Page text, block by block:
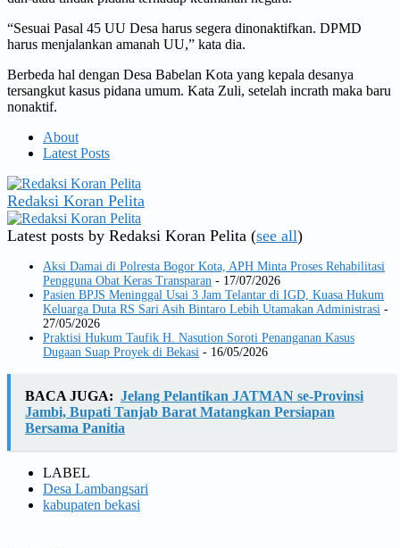
“Sesuai Pasal 45 UU Desa harus segera dinonaktifkan. DPMD
harus menjalankan amanah UU,” kata dia.
Berbeda hal dengan Desa Babelan Kota yang kepala desanya
tersangkut kasus pidana umum. Kata Zuli, setelah incrath maka baru
nonaktif.
About
Latest Posts
Redaksi Koran Pelita
Latest posts by Redaksi Koran Pelita (see all)
Aksi Damai di Polresta Bogor Kota, APH Minta Proses Rehabilitasi
Pengguna Obat Keras Transparan - 17/07/2026
Pasien BPJS Meninggal Usai 3 Jam Telantar di IGD, Kuasa Hukum
Keluarga Duta RS Sari Asih Bintaro Lebih Utamakan Administrasi -
27/05/2026
Praktisi Hukum Taufik H. Nasution Soroti Penanganan Kasus
Dugaan Suap Proyek di Bekasi - 16/05/2026
BACA JUGA: Jelang Pelantikan JATMAN se-Provinsi
Jambi, Bupati Tanjab Barat Matangkan Persiapan
Bersama Panitia
LABEL
Desa Lambangsari
kabupaten bekasi